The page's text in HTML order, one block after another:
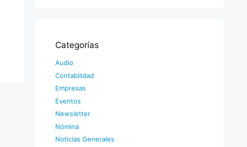
Categorías
Audio
Contabilidad
Empresas
Eventos
Newsletter
Nómina
Noticias Generales